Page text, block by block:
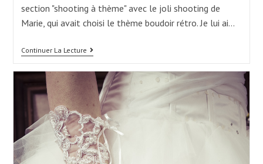
section "shooting à thème" avec le joli shooting de
Marie, qui avait choisi le thème boudoir rétro. Je lui ai…
Continuer La LectureBoudoir
Et
Pin-
Up
Studio
Photo
À
Caen